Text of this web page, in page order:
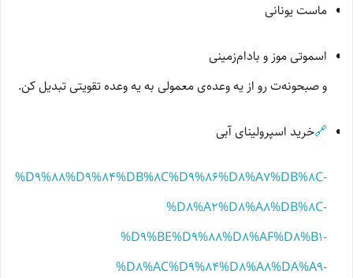
ماست یونانی
اسموتی موز و بادام‌زمینی
و صبحونه‌ت رو از یه وعده‌ی معمولی به یه وعده تقویتی تبدیل کن.
🔗خرید اسپرولینای آبی
%D8%A2%D8%A8%DB%8C-
%D9%BE%D9%88%D8%AF%D8%B1-
%D8%AC%D9%84%D8%A8%DA%A9-